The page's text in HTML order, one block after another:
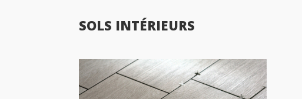
SOLS INTÉRIEURS